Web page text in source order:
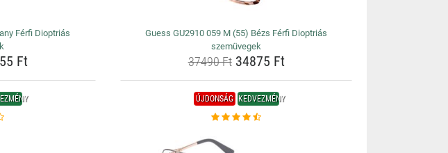
Férfi Dioptriás
Ft
Guess GU2910 059 M (55) Bézs Férfi Dioptriás
szemüvegek
37490 Ft34875 Ft
ÚJDONSÁG KEDVEZMÉNY